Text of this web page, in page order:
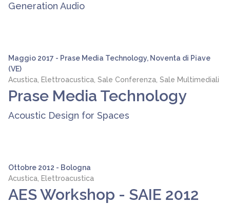
Generation Audio
Maggio 2017 - Prase Media Technology, Noventa di Piave
(VE)
Acustica, Elettroacustica, Sale Conferenza, Sale Multimediali
Prase Media Technology
Acoustic Design for Spaces
Ottobre 2012 - Bologna
Acustica, Elettroacustica
AES Workshop - SAIE 2012